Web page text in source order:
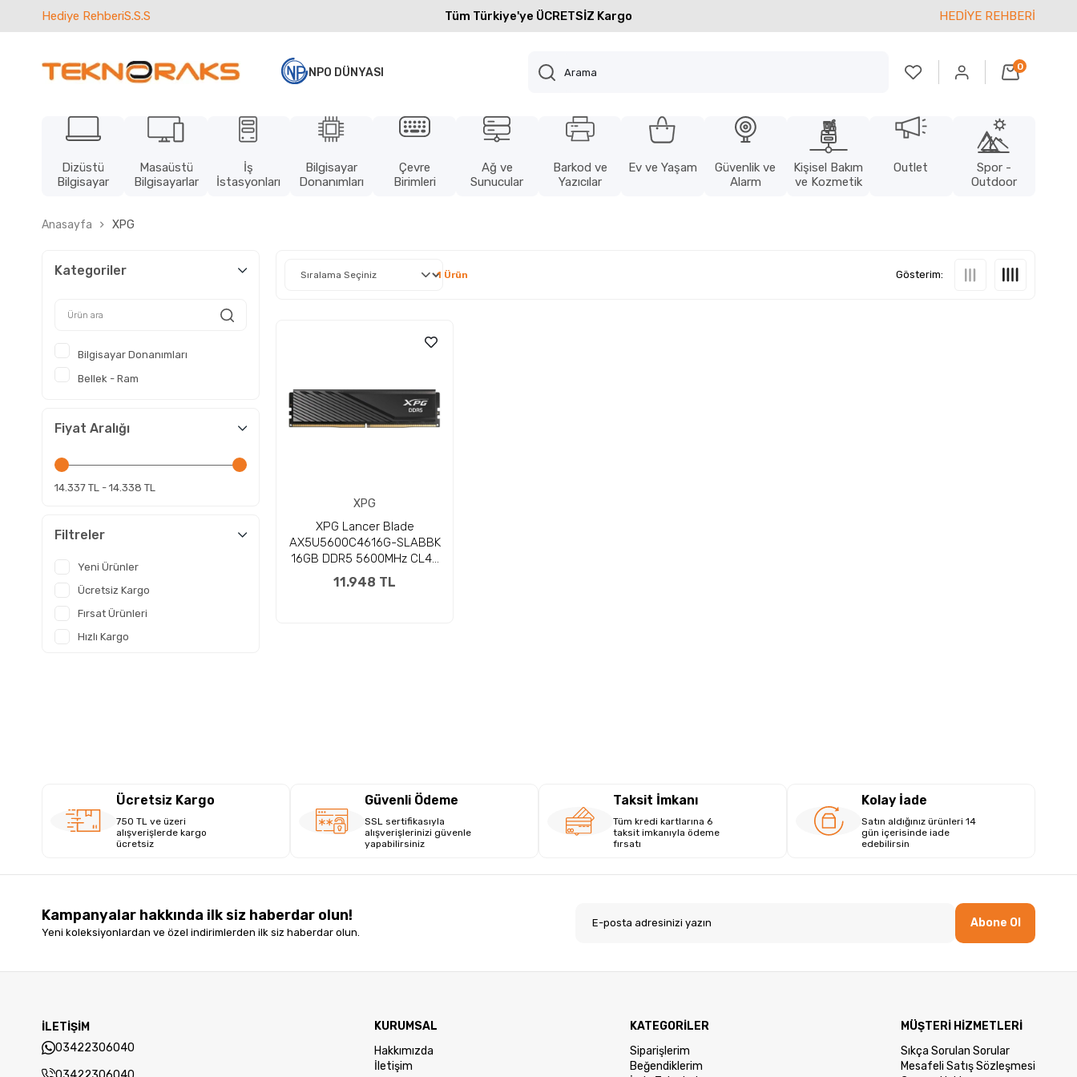
Hediye RehberiS.S.S Tüm Türkiye'ye ÜCRETSİZ Kargo HEDİYE REHBERİ
NPO DÜNYASI 0
Dizüstü
Bilgisayar
Masaüstü
Bilgisayarlar
İş
İstasyonları
Bilgisayar
Donanımları
Çevre
Birimleri
Ağ ve
Sunucular
Barkod ve
Yazıcılar
Ev ve Yaşam
Güvenlik ve
Alarm
Kişisel Bakım
ve Kozmetik
Outlet
Spor -
Outdoor
Anasayfa XPG
Kategoriler
Bilgisayar Donanımları
Bellek - Ram
Fiyat Aralığı
14.337 TL - 14.338 TL
Filtreler
Yeni Ürünler
Ücretsiz Kargo
Fırsat Ürünleri
Hızlı Kargo
1 Ürün
XPG
XPG Lancer Blade
AX5U5600C4616G-SLABBK
16GB DDR5 5600MHz CL46
Siyah Masaüstü RAM
11.948 TL
Ücretsiz Kargo
750 TL ve üzeri
alışverişlerde kargo
ücretsiz
Güvenli Ödeme
SSL sertifikasıyla
alışverişlerinizi güvenle
yapabilirsiniz
Taksit İmkanı
Tüm kredi kartlarına 6
taksit imkanıyla ödeme
fırsatı
Kolay İade
Satın aldığınız ürünleri 14
gün içerisinde iade
edebilirsin
Kampanyalar hakkında ilk siz haberdar olun!
Yeni koleksiyonlardan ve özel indirimlerden ilk siz haberdar olun.
Abone Ol
İLETİŞİM
03422306040
KURUMSAL
Hakkımızda
İletişim
KATEGORİLER
Siparişlerim
Beğendiklerim
MÜŞTERİ HİZMETLERİ
Sıkça Sorulan Sorular
Mesafeli Satış Sözleşmesi